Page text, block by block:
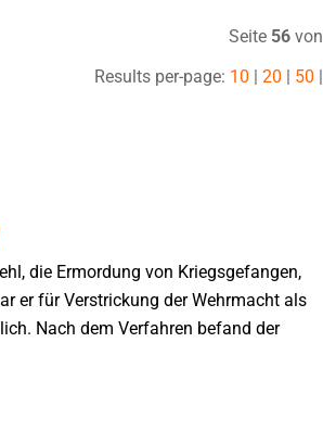
Seite 56 von
Results per-page: 10 | 20 | 50 |
die Ermordung von Kriegsgefangen,
er für Verstrickung der Wehrmacht als
Nach dem Verfahren befand der